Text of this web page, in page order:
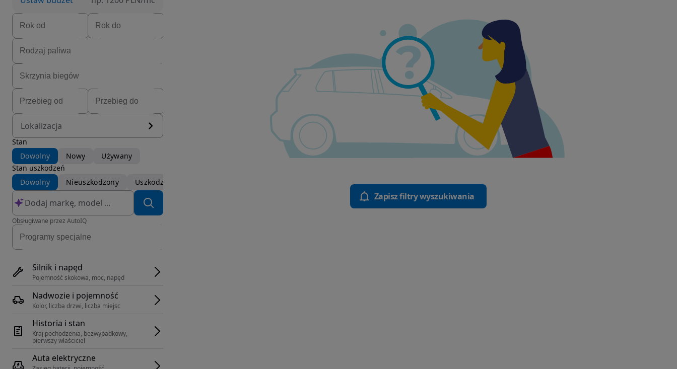
Lokalizacja
Stan
Dowolny
Nowy
Używany
Stan uszkodzeń
Dowolny
Nieuszkodzony Uszkodzony
Obsługiwane przez AutoIQ
Silnik i napęd
Pojemność skokowa, moc, napęd
Nadwozie i pojemność
Kolor, liczba drzwi, liczba miejsc
Historia i stan
Kraj pochodzenia, bezwypadkowy,
pierwszy właściciel
Auta elektryczne
Zapisz filtry wyszukiwania